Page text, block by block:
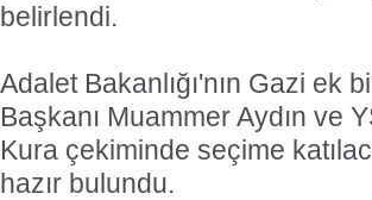
belirlendi.
Adalet Bakanlığı'nın Gazi ek
Başkanı Muammer Aydın ve
Kura çekiminde seçime
hazır bulundu.